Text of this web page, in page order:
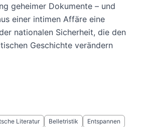
geheimer Dokumente – und
einer intimen Affäre eine
nationalen Sicherheit, die den
Geschichte verändern
Literatur Belletristik
Entspannen